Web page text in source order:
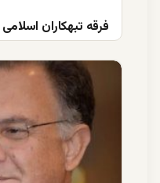
فرقه تبهکاران اسلامی